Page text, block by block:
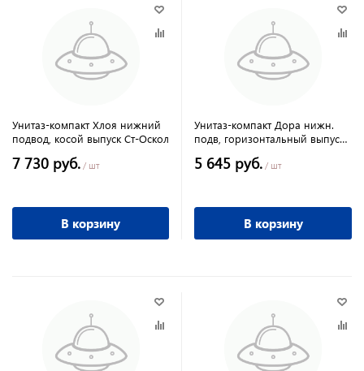
Унитаз-компакт Хлоя нижний
подвод, косой выпуск Ст-Оскол
7 730 руб. / шт
В корзину
Унитаз-компакт Дора нижн.
подв, горизонтальный выпуск,
5 645 руб. / шт
В корзину